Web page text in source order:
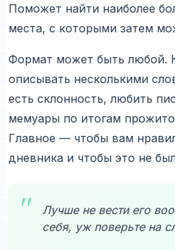
Поможет найти наиболее
места, с которыми затем
Формат может быть любой.
описывать несколькими
есть склонность, любить
мемуары по итогам
Главное — чтобы вам
дневника и чтобы это не
Лучше не вести его
себя, уж поверьте на